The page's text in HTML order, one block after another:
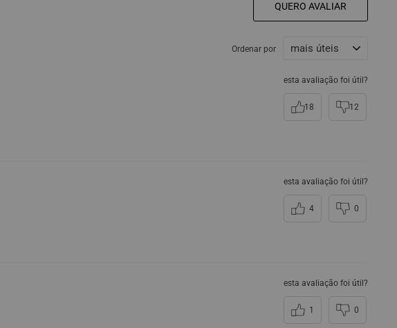
QUERO AVALIAR
Ordenar por
esta avaliação foi útil?
18 12
esta avaliação foi útil?
4 0
esta avaliação foi útil?
1 0